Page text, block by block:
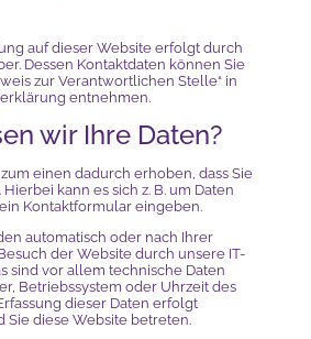
auf dieser Website erfolgt durch
Dessen Kontaktdaten können Sie
zur Verantwortlichen Stelle“ in
entnehmen.
wir Ihre Daten?
einen dadurch erhoben, dass Sie
kann es sich z. B. um Daten
Kontaktformular eingeben.
automatisch oder nach Ihrer
der Website durch unsere IT-
sind vor allem technische Daten
Betriebssystem oder Uhrzeit des
dieser Daten erfolgt
Sie diese Website betreten.